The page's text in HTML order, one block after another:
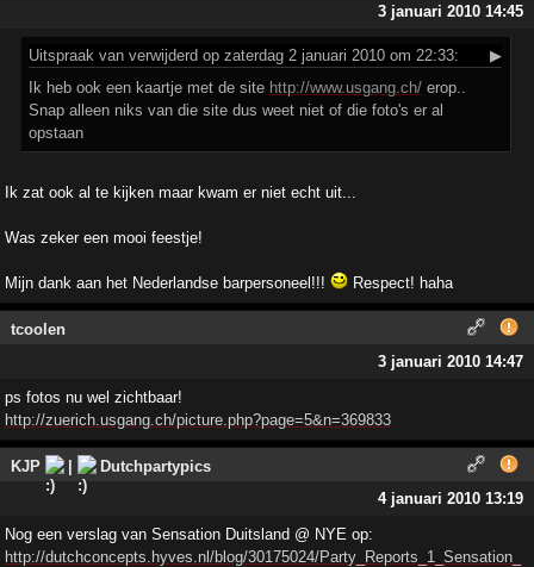
3 januari 2010 14:45
Uitspraak van verwijderd op zaterdag 2 januari 2010 om 22:33:
▶
Ik heb ook een kaartje met de site http://www.usgang.ch/ erop..
Snap alleen niks van die site dus weet niet of die foto's er al
opstaan
Ik zat ook al te kijken maar kwam er niet echt uit...
Was zeker een mooi feestje!
Mijn dank aan het Nederlandse barpersoneel!!! Respect! haha
tcoolen
3 januari 2010 14:47
ps fotos nu wel zichtbaar!
http://zuerich.usgang.ch/picture.php?page=5&n=369833
KJP |
Dutchpartypics
4 januari 2010 13:19
Nog een verslag van Sensation Duitsland @ NYE op:
http://dutchconcepts.hyves.nl/blog/30175024/Party_Reports_1_Sensation_